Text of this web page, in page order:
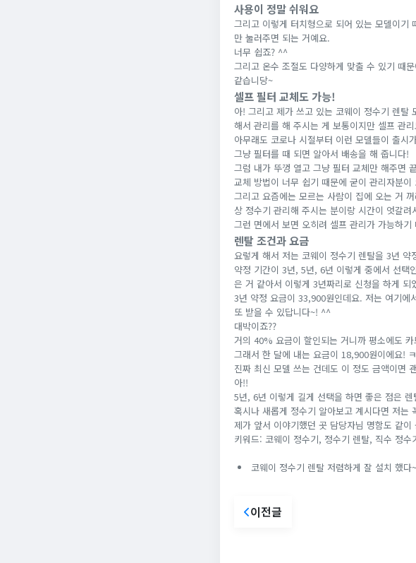
사용이 정말 쉬워요
그리고 이렇게 터치형으로 되어 있는 모델이
만 눌러주면 되는 거예요.
너무 쉽죠? ^^
그리고 온수 조절도 다양하게 맞출 수 있기 때
같습니당~
셀프 필터 교체도 가능!
아! 그리고 제가 쓰고 있는 코웨이 정수기 렌탈
해서 관리를 해 주시는 게 보통이지만 셀프 관
아무래도 코로나 시절부터 이런 모델들이 출시
그냥 필터를 때 되면 알아서 배송을 해 줍니다!
그럼 내가 뚜껑 열고 그냥 필터 교체만 해주면
교체 방법이 너무 쉽기 때문에 굳이 관리자분
그리고 요즘에는 모르는 사람이 집에 오는 거
상 정수기 관리해 주시는 분이랑 시간이 엇갈
그런 면에서 보면 오히려 셀프 관리가 가능하
렌탈 조건과 요금
요렇게 해서 저는 코웨이 정수기 렌탈을 3년 약
약정 기간이 3년, 5년, 6년 이렇게 중에서 선택
은 거 같아서 이렇게 3년짜리로 신청을 하게 되
3년 약정 요금이 33,900원인데요. 저는 여기
또 받을 수 있답니다~! ^^
대박이죠??
거의 40% 요금이 할인되는 거니까 평소에도
그래서 한 달에 내는 요금이 18,900원이에요!
진짜 최신 모델 쓰는 건데도 이 정도 금액이면
아!!
5년, 6년 이렇게 길게 선택을 하면 좋은 점은
혹시나 새롭게 정수기 알아보고 계시다면 저는
제가 앞서 이야기했던 곳 담당자님 명함도 같
키워드: 코웨이 정수기, 정수기 렌탈, 직수 정
코웨이 정수기 렌탈 저렴하게 잘 설치 했다
이전글